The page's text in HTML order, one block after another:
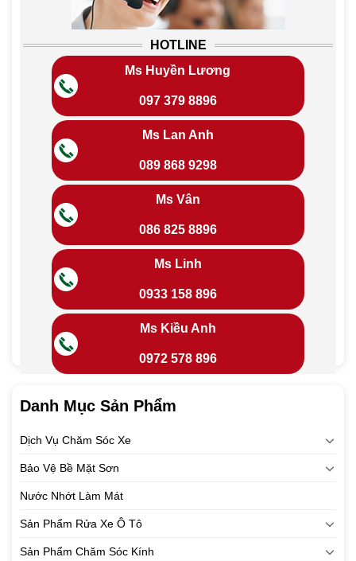
HOTLINE
Ms Huyền Lương
097 379 8896
Ms Lan Anh
089 868 9298
Ms Vân
086 825 8896
Ms Linh
0933 158 896
Ms Kiều Anh
0972 578 896
Danh Mục Sản Phẩm
Dịch Vụ Chăm Sóc Xe
Bảo Vệ Bề Mặt Sơn
Nước Nhớt Làm Mát
Sản Phẩm Rửa Xe Ô Tô
Sản Phẩm Chăm Sóc Kính